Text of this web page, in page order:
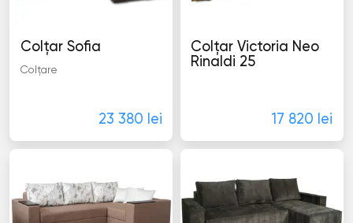
Colţar Sofia
Colţare
23 380 lei
Colţar Victoria Neo
Rinaldi 25
17 820 lei